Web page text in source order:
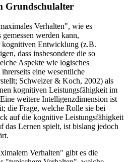
Grundschulalter
Verhalten", wie es
werden kann,
kognitiven Entwicklung (z.B.
dass insbesondere die so
Aspekte wie logisches
eine wesentliche
Schweizer & Koch, 2002) als
kognitiven Leistungsfähigkeit im
weitere Intelligenzdimension ist
die Frage, welche Rolle sie bei
auf die kognitive Leistungsfähigkeit
das Lernen spielt, ist bislang jedoch
Verhalten" gibt es die